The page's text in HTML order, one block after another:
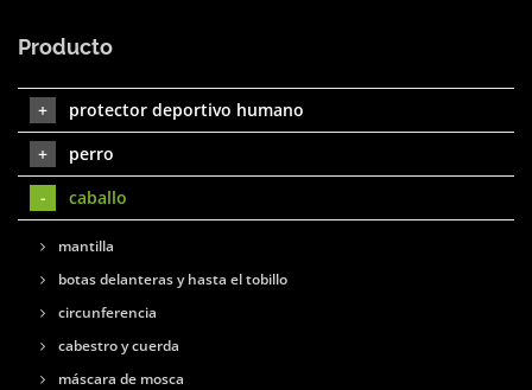
Producto
protector deportivo humano
perro
caballo
mantilla
botas delanteras y hasta el tobillo
circunferencia
cabestro y cuerda
máscara de mosca